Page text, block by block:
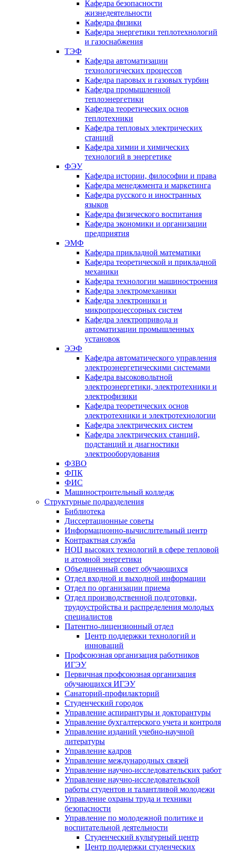
Кафедра безопасности
жизнедеятельности
Кафедра физики
Кафедра энергетики теплотехнологий
и газоснабжения
ТЭФ
Кафедра автоматизации
технологических процессов
Кафедра паровых и газовых турбин
Кафедра промышленной
теплоэнергетики
Кафедра теоретических основ
теплотехники
Кафедра тепловых электрических
станций
Кафедра химии и химических
технологий в энергетике
ФЭУ
Кафедра истории, философии и права
Кафедра менеджмента и маркетинга
Кафедра русского и иностранных
языков
Кафедра физического воспитания
Кафедра экономики и организации
предприятия
ЭМФ
Кафедра прикладной математики
Кафедра теоретической и прикладной
механики
Кафедра технологии машиностроения
Кафедра электромеханики
Кафедра электроники и
микропроцессорных систем
Кафедра электропривода и
автоматизации промышленных
установок
ЭЭФ
Кафедра автоматического управления
электроэнергетическими системами
Кафедра высоковольтной
электроэнергетики, электротехники и
электрофизики
Кафедра теоретических основ
электротехники и электротехнологии
Кафедра электрических систем
Кафедра электрических станций,
подстанций и диагностики
электрооборудования
ФЗВО
ФПК
ФИС
Машиностроительный колледж
Структурные подразделения
Библиотека
Диссертационные советы
Информационно-вычислительный центр
Контрактная служба
НОЦ высоких технологий в сфере тепловой
и атомной энергетики
Объединенный совет обучающихся
Отдел входной и выходной информации
Отдел по организации приема
Отдел производственной подготовки,
трудоустройства и распределения молодых
специалистов
Патентно-лицензионный отдел
Центр поддержки технологий и
инноваций
Профсоюзная организация работников
ИГЭУ
Первичная профсоюзная организация
обучающихся ИГЭУ
Санаторий-профилакторий
Студенческий городок
Управление аспирантуры и докторантуры
Управление бухгалтерского учета и контроля
Управление изданий учебно-научной
литературы
Упpавление кадpов
Управление международных связей
Управление научно-исследовательских работ
Управление научно-исследовательской
работы студентов и талантливой молодежи
Управление охраны труда и техники
безопасности
Управление по молодежной политике и
воспитательной деятельности
Студенческий культурный центр
Центр поддержки студенческих